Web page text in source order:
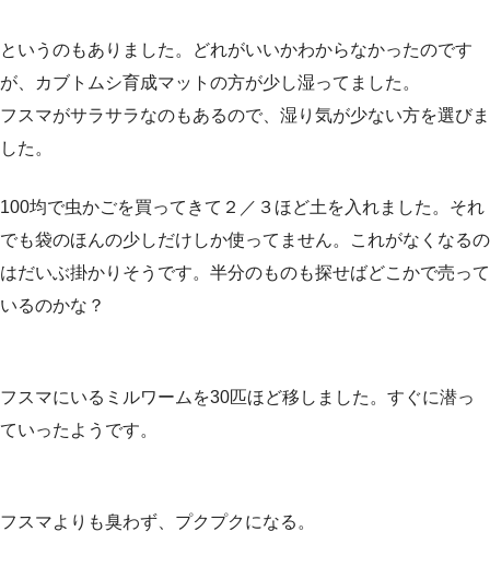
というのもありました。どれがいいかわからなかったのです
が、カブトムシ育成マットの方が少し湿ってました。
フスマがサラサラなのもあるので、湿り気が少ない方を選びま
した。
100均で虫かごを買ってきて２／３ほど土を入れました。それ
でも袋のほんの少しだけしか使ってません。これがなくなるの
はだいぶ掛かりそうです。半分のものも探せばどこかで売って
いるのかな？
フスマにいるミルワームを30匹ほど移しました。すぐに潜っ
ていったようです。
フスマよりも臭わず、プクプクになる。